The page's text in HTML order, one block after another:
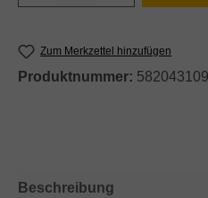
Zum Merkzettel hinzufügen
Produktnummer:
Beschreibung